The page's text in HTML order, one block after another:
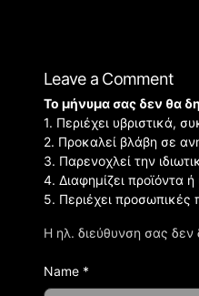
Leave a Comment
Η ηλ. διεύθυνση σας δεν
Το μήνυμα σας δεν θα
1. Περιέχει υβριστικά,
2. Προκαλεί βλάβη σε
3. Παρενοχλεί την
4. Διαφημίζει προϊόντα
5. Περιέχει προσωπικές
Name *